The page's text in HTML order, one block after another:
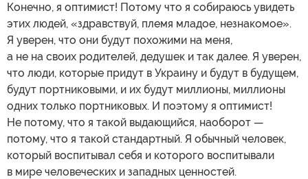
Конечно, я оптимист! Потому что я собираюсь увидеть
этих людей, «здравствуй, племя младое, незнакомое».
Я уверен, что они будут похожими на меня,
а не на своих родителей, дедушек и так далее. Я уверен,
что люди, которые придут в Украину и будут в будущем,
будут портниковыми, и их будут миллионы, миллионы
одних только портниковых. И поэтому я оптимист!
Не потому, что я такой выдающийся, наоборот —
потому, что я такой стандартный. Я обычный человек,
который воспитывал себя и которого воспитывали
в мире человеческих и западных ценностей.